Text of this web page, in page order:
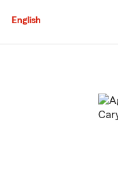
English